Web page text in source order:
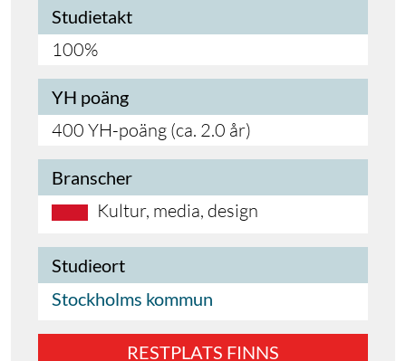
Studietakt
100%
YH poäng
400 YH-poäng (ca. 2.0 år)
Branscher
Kultur, media, design
Studieort
Stockholms kommun
RESTPLATS FINNS